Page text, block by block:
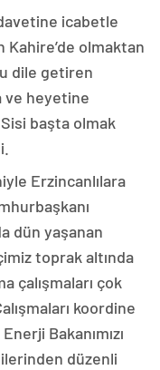
icabetle
Kahire’de olmaktan
dile getiren
ve heyetine
başta olmak
Erzincanlılara
dün yaşanan
toprak altında
çalışmaları çok
koordine
Bakanımızı
düzenli